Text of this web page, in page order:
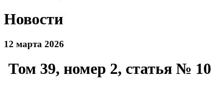
Новости
12 марта 2026
Том 39, номер 2, статья № 10